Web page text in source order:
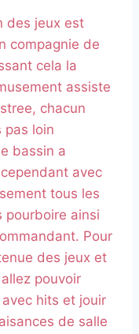
des jeux est
compagnie de
cela la
assiste
chacun
pas loin
bassin a
avec
tous les
pourboire ainsi
Pour
des jeux et
pouvoir
hits et jouir
de salle